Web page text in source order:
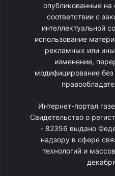
опубликованные на
соответствии с
интеллектуальной
использование
рекламных или
изменение,
модифицирование без
Интернет-портал
Свидетельство о
- 82356 выдано
надзору в сфере
технологий и